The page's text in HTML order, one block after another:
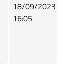
18/09/2023
16:05